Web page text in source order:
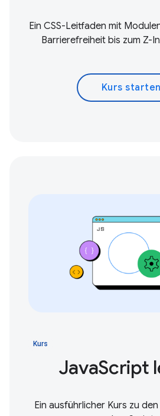
Ein CSS-Leitfaden mit
Barrierefreiheit bis zum Z-
Kurs starten
Kurs
JavaScript
Ein ausführlicher Kurs zu